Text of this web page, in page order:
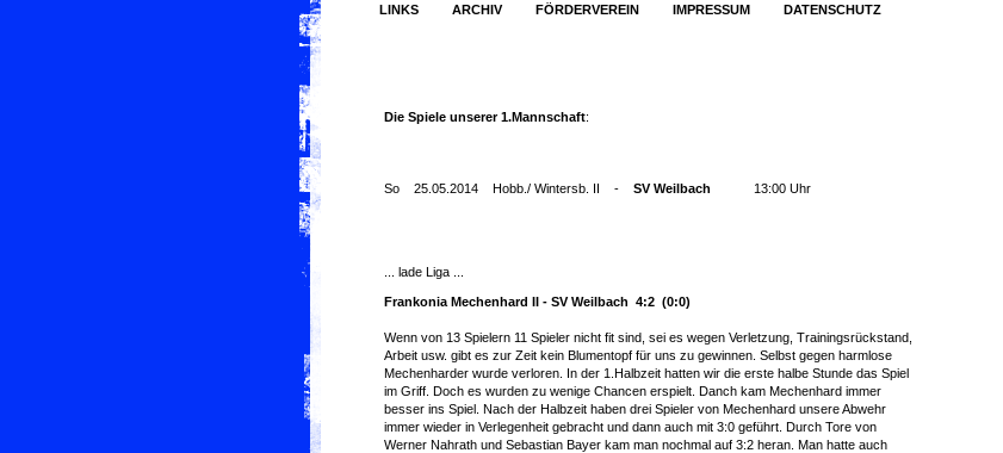
LINKS ARCHIV FÖRDERVEREIN IMPRESSUM DATENSCHUTZ
Die Spiele unserer 1.Mannschaft:
So 25.05.2014 Hobb./ Wintersb. II - SV Weilbach 13:00 Uhr
... lade Liga ...
Frankonia Mechenhard II - SV Weilbach 4:2 (0:0)
Wenn von 13 Spielern 11 Spieler nicht fit sind, sei es wegen Verletzung, Trainingsrückstand,
Arbeit usw. gibt es zur Zeit kein Blumentopf für uns zu gewinnen. Selbst gegen harmlose
Mechenharder wurde verloren. In der 1.Halbzeit hatten wir die erste halbe Stunde das Spiel
im Griff. Doch es wurden zu wenige Chancen erspielt. Danch kam Mechenhard immer
besser ins Spiel. Nach der Halbzeit haben drei Spieler von Mechenhard unsere Abwehr
immer wieder in Verlegenheit gebracht und dann auch mit 3:0 geführt. Durch Tore von
Werner Nahrath und Sebastian Bayer kam man nochmal auf 3:2 heran. Man hatte auch